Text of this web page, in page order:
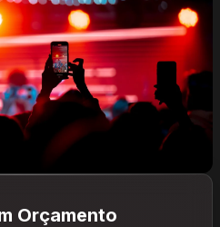
Orçamento